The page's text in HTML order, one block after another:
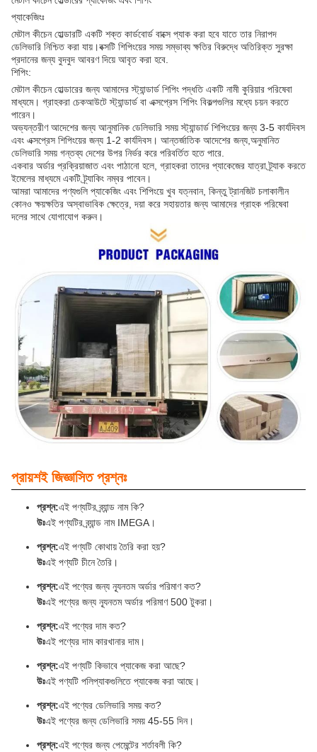
প্যাকেজিংঃ
মেটাল কীচেন হোল্ডারটি একটি শক্ত কার্ডবোর্ড বাক্সে প্যাক করা হবে যাতে তার নিরাপদ
ডেলিভারি নিশ্চিত করা যায়।বক্সটি শিপিংয়ের সময় সম্ভাব্য ক্ষতির বিরুদ্ধে অতিরিক্ত সুরক্ষা
প্রদানের জন্য বুদবুদ আবরণ দিয়ে আবৃত করা হবে.
শিপিং:
মেটাল কীচেন হোল্ডারের জন্য আমাদের স্ট্যান্ডার্ড শিপিং পদ্ধতি একটি নামী কুরিয়ার পরিষেবা
মাধ্যমে। গ্রাহকরা চেকআউটে স্ট্যান্ডার্ড বা এক্সপ্রেস শিপিং বিকল্পগুলির মধ্যে চয়ন করতে
পারেন।
অভ্যন্তরীণ আদেশের জন্য আনুমানিক ডেলিভারি সময় স্ট্যান্ডার্ড শিপিংয়ের জন্য 3-5 কার্যদিবস
এবং এক্সপ্রেস শিপিংয়ের জন্য 1-2 কার্যদিবস। আন্তর্জাতিক আদেশের জন্য,অনুমানিত
ডেলিভারি সময় গন্তব্য দেশের উপর নির্ভর করে পরিবর্তিত হতে পারে.
একবার অর্ডার প্রক্রিয়াজাত এবং পাঠানো হলে, গ্রাহকরা তাদের প্যাকেজের যাত্রা ট্র্যাক করতে
ইমেলের মাধ্যমে একটি ট্র্যাকিং নম্বর পাবেন।
আমরা আমাদের পণ্যগুলি প্যাকেজিং এবং শিপিংয়ে খুব যত্নবান, কিন্তু ট্রানজিট চলাকালীন
কোনও ক্ষয়ক্ষতির অস্বাভাবিক ক্ষেত্রে, দয়া করে সহায়তার জন্য আমাদের গ্রাহক পরিষেবা
দলের সাথে যোগাযোগ করুন।
প্রায়শই জিজ্ঞাসিত প্রশ্নঃ
প্রশ্ন:এই পণ্যটির ব্র্যান্ড নাম কি?
উঃএই পণ্যটির ব্র্যান্ড নাম IMEGA।
প্রশ্ন:এই পণ্যটি কোথায় তৈরি করা হয়?
উঃএই পণ্যটি চীনে তৈরি।
প্রশ্ন:এই পণ্যের জন্য ন্যূনতম অর্ডার পরিমাণ কত?
উঃএই পণ্যের জন্য ন্যূনতম অর্ডার পরিমাণ 500 টুকরা।
প্রশ্ন:এই পণ্যের দাম কত?
উঃএই পণ্যের দাম কারখানার দাম।
প্রশ্ন:এই পণ্যটি কিভাবে প্যাকেজ করা আছে?
উঃএই পণ্যটি পলিপ্যাকগুলিতে প্যাকেজ করা আছে।
প্রশ্ন:এই পণ্যের ডেলিভারি সময় কত?
উঃএই পণ্যের জন্য ডেলিভারি সময় 45-55 দিন।
প্রশ্ন:এই পণ্যের জন্য পেমেন্টের শর্তাবলী কি?